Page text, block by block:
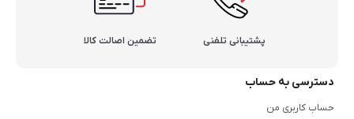
فاضلاب با فشار زیاد است. این لوله‌ها در فاضلاب‌های شهری و پروژه‌های
بزرگتر به‌کار می‌روند.
مختلف طراحی شده‌اند. انتخاب سایز مناسب بستگی به نوع پروژه و میزان
فاضلابی دارد که باید منتقل شود. در فاضلاب خانگی مانند آپارتمان‌ها،
پشتیبانی تلفنی تضمین اصالت کالا
دسترسی به حساب
حساب کاربری من